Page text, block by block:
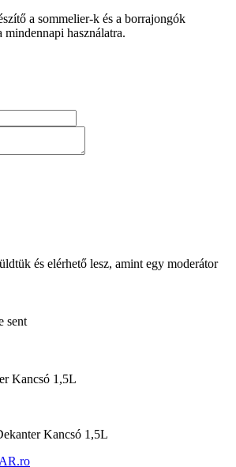
a sommelier-k és a borrajongók
mindennapi használatra.
és elérhető lesz, amint egy moderátor
sent